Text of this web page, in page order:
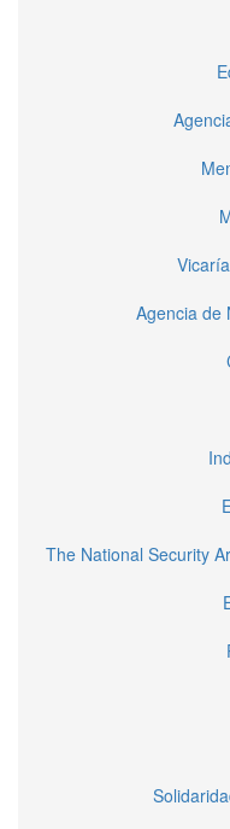
Agencia de
The National Security